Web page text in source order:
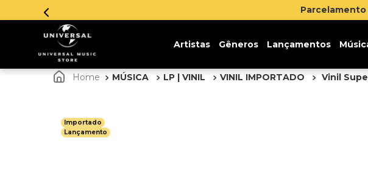
Parcelamento
Artistas Gêneros Lançamentos
MÚSICA LP | VINIL VINIL IMPORTADO Vinil
Importado
Lançamento